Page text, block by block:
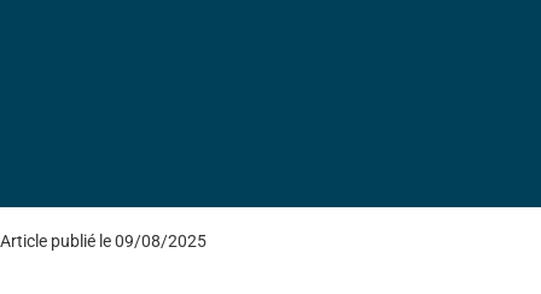
Article publié le 09/08/2025